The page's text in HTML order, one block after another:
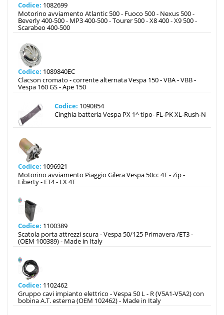
Codice: 1082699
Motorino avviamento Atlantic 500 - Fuoco 500 - Nexus 500 -
Beverly 400-500 - MP3 400-500 - Tourer 500 - X8 400 - X9 500 -
Scarabeo 400-500
Codice: 1089840EC
Clacson cromato - corrente alternata Vespa 150 - VBA - VBB -
Vespa 160 GS - Ape 150
Codice: 1090854
Cinghia batteria Vespa PX 1^ tipo- FL-PK XL-Rush-N
Codice: 1096921
Motorino avviamento Piaggio Gilera Vespa 50cc 4T - Zip -
Liberty - ET4 - LX 4T
Codice: 1100389
Scatola porta attrezzi scura - Vespa 50/125 Primavera /ET3 -
(OEM 100389) - Made in Italy
Codice: 1102462
Gruppo cavi impianto elettrico - Vespa 50 L - R (V5A1-V5A2) con
bobina A.T. esterna (OEM 102462) - Made in Italy